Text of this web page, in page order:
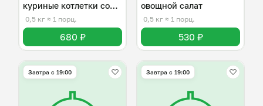
куриные котлетки со
спагетти
0,5 кг ≈ 1 порц.
680 ₽
овощной салат
0,5 кг ≈ 1 порц.
530 ₽
Завтра c 19:00 Завтра c 19:00